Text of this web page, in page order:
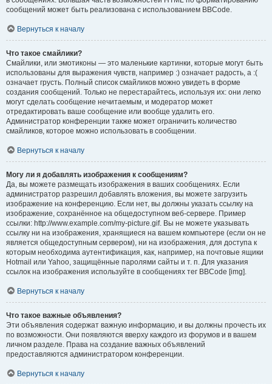
сообщений может быть реализована с использованием BBCode.
Вернуться к началу
Что такое смайлики?
Смайлики, или эмотиконы — это маленькие картинки, которые могут быть
использованы для выражения чувств, например :) означает радость, а :(
означает грусть. Полный список смайликов можно увидеть в форме
создания сообщений. Только не перестарайтесь, используя их: они легко
могут сделать сообщение нечитаемым, и модератор может
отредактировать ваше сообщение или вообще удалить его.
Администратор конференции также может ограничить количество
смайликов, которое можно использовать в сообщении.
Вернуться к началу
Могу ли я добавлять изображения к сообщениям?
Да, вы можете размещать изображения в ваших сообщениях. Если
администратор разрешил добавлять вложения, вы можете загрузить
изображение на конференцию. Если нет, вы должны указать ссылку на
изображение, сохранённое на общедоступном веб-сервере. Пример
ссылки: http://www.example.com/my-picture.gif. Вы не можете указывать
ссылку ни на изображения, хранящиеся на вашем компьютере (если он не
является общедоступным сервером), ни на изображения, для доступа к
которым необходима аутентификация, как, например, на почтовые ящики
Hotmail или Yahoo, защищённые паролями сайты и т. п. Для указания
ссылок на изображения используйте в сообщениях тег BBCode [img].
Вернуться к началу
Что такое важные объявления?
Эти объявления содержат важную информацию, и вы должны прочесть их
по возможности. Они появляются вверху каждого из форумов и в вашем
личном разделе. Права на создание важных объявлений
предоставляются администратором конференции.
Вернуться к началу